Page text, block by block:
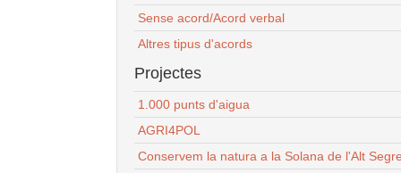
Sense acord/Acord verbal
Altres tipus d'acords
Projectes
1.000 punts d'aigua
AGRI4POL
Conservem la natura a la Solana de l'Alt